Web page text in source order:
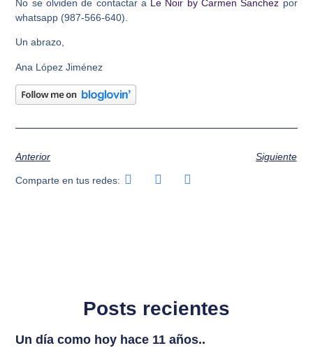
No se olviden de contactar a Le Noir by Carmen Sanchez por
whatsapp (987-566-640).
Un abrazo,
Ana López Jiménez
Anterior Siguiente
Comparte en tus redes:
Posts recientes
Un día como hoy hace 11 años..